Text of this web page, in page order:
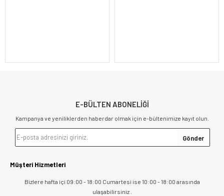
E-BÜLTEN ABONELİĞİ
Kampanya ve yeniliklerden haberdar olmak için e-bültenimize kayıt olun.
Müşteri Hizmetleri
Bizlere hafta içi 09:00 - 18:00 Cumartesi ise 10:00 - 18:00 arasında
ulaşabilirsiniz .